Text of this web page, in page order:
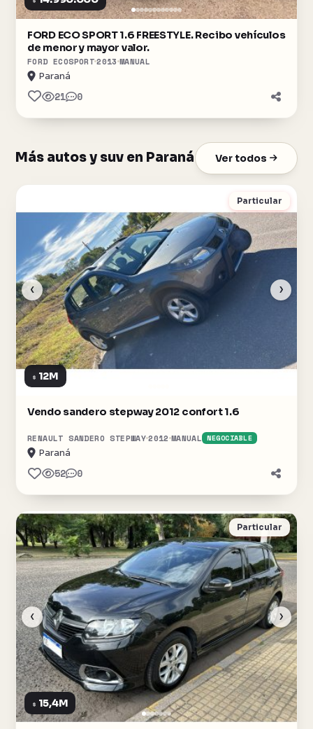
FORD ECO SPORT 1.6 FREESTYLE. Recibo vehículos
de menor y mayor valor.
FORD ECOSPORT2013 MANUAL
Paraná
21 0
Más autos y suv en Paraná Ver todos
‹ ›
Particular
$ 12M
Vendo sandero stepway 2012 confort 1.6
RENAULT SANDERO STEPWAY2012 MANUAL NEGOCIABLE
Paraná
52 0
‹ ›
Particular
$ 15,4M